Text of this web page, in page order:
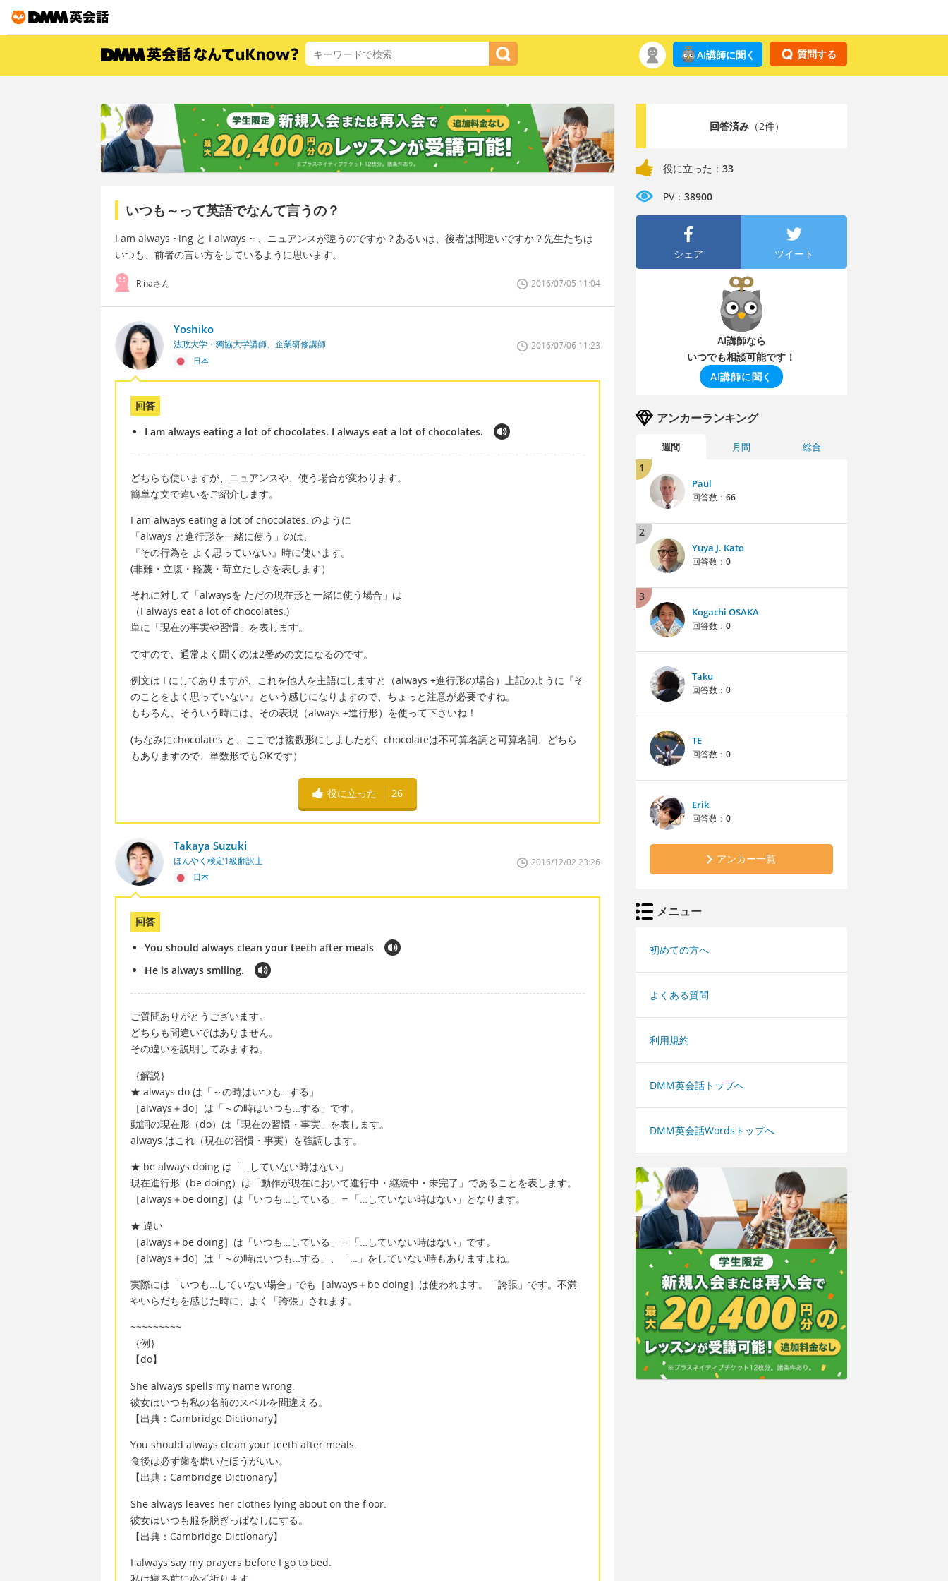
質問する
AI講師に聞く
いつも～って英語でなんて言うの？
I am always ~ing と I always ~ 、ニュアンスが違うのですか？あるいは、後者は間違いですか？先生たちは
いつも、前者の言い方をしているように思います。
Rinaさん 2016/07/05 11:04
Yoshiko
法政大学・獨協大学講師、企業研修講師
日本
2016/07/06 11:23
回答
I am always eating a lot of chocolates. I always eat a lot of chocolates.
どちらも使いますが、ニュアンスや、使う場合が変わります。
簡単な文で違いをご紹介します。
I am always eating a lot of chocolates. のように
「always と進行形を一緒に使う」のは、
『その行為を よく思っていない』時に使います。
(非難・立腹・軽蔑・苛立たしさを表します）
それに対して「alwaysを ただの現在形と一緒に使う場合」は
（I always eat a lot of chocolates.)
単に「現在の事実や習慣」を表します。
ですので、通常よく聞くのは2番めの文になるのです。
例文は I にしてありますが、これを他人を主語にしますと（always +進行形の場合）上記のように『そ
のことをよく思っていない』という感じになりますので、ちょっと注意が必要ですね。
もちろん、そういう時には、その表現（always +進行形）を使って下さいね！
(ちなみにchocolates と、ここでは複数形にしましたが、chocolateは不可算名詞と可算名詞、どちら
もありますので、単数形でもOKです）
役に立った 26
Takaya Suzuki
ほんやく検定1級翻訳士
日本
2016/12/02 23:26
回答
You should always clean your teeth after meals
He is always smiling.
ご質問ありがとうございます。
どちらも間違いではありません。
その違いを説明してみますね。
｛解説｝
★ always do は「～の時はいつも…する」
［always＋do］は「～の時はいつも…する」です。
動詞の現在形（do）は「現在の習慣・事実」を表します。
always はこれ（現在の習慣・事実）を強調します。
★ be always doing は「…していない時はない」
現在進行形（be doing）は「動作が現在において進行中・継続中・未完了」であることを表します。
［always＋be doing］は「いつも…している」＝「…していない時はない」となります。
★ 違い
［always＋be doing］は「いつも…している」＝「…していない時はない」です。
［always＋do］は「～の時はいつも…する」、「…」をしていない時もありますよね。
実際には「いつも…していない場合」でも［always＋be doing］は使われます。「誇張」です。不満
やいらだちを感じた時に、よく「誇張」されます。
~~~~~~~~~
｛例｝
【do】
She always spells my name wrong.
彼女はいつも私の名前のスペルを間違える。
【出典：Cambridge Dictionary】
You should always clean your teeth after meals.
食後は必ず歯を磨いたほうがいい。
【出典：Cambridge Dictionary】
She always leaves her clothes lying about on the floor.
彼女はいつも服を脱ぎっぱなしにする。
【出典：Cambridge Dictionary】
I always say my prayers before I go to bed.
回答済み（2件）
役に立った： 33
PV： 38900
シェア ツイート
AI講師なら
いつでも相談可能です！
AI講師に聞く
アンカーランキング
週間 月間 総合
1
Paul
回答数： 66
2
Yuya J. Kato
回答数： 0
3
Kogachi OSAKA
回答数： 0
Taku
回答数： 0
TE
回答数： 0
Erik
回答数： 0
アンカー一覧
メニュー
初めての方へ
よくある質問
利用規約
DMM英会話トップへ
DMM英会話Wordsトップへ